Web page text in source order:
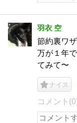
羽衣 空
節約裏ワ
万が１年
てみて〜
ナイス
コメント